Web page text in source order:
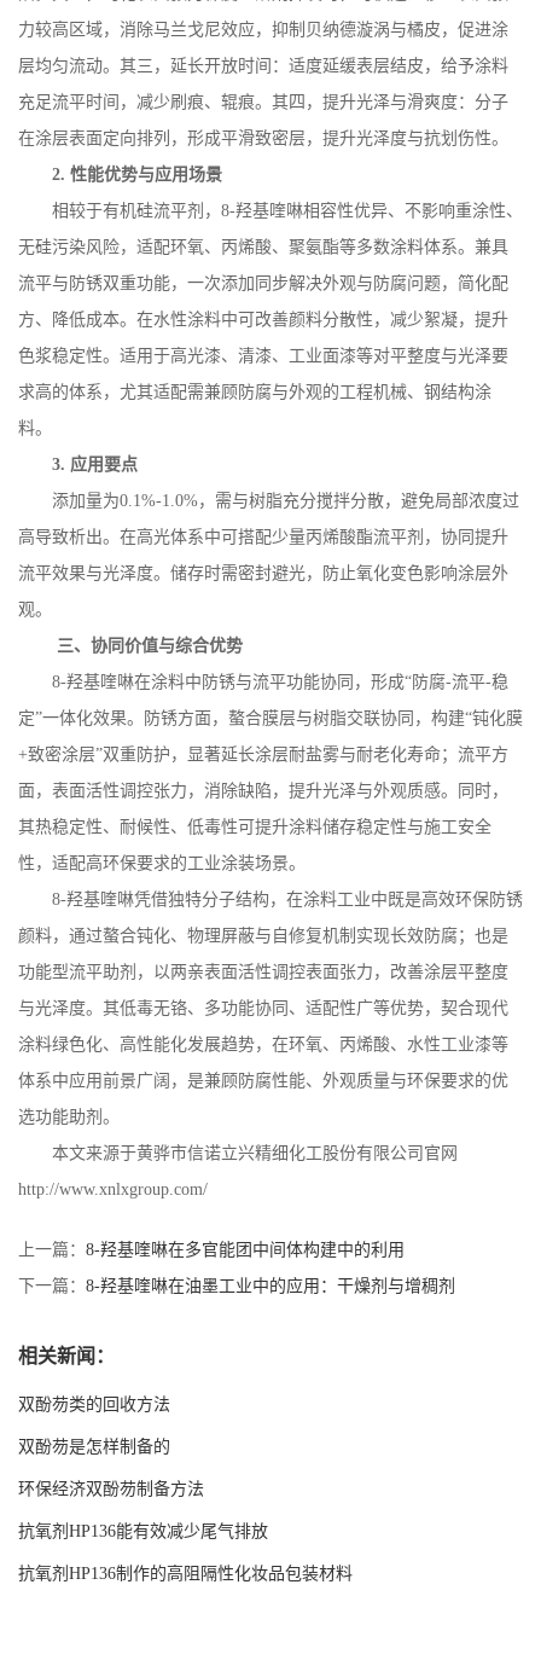
力较高区域，消除马兰戈尼效应，抑制贝纳德漩涡与橘皮，促进涂
层均匀流动。其三，延长开放时间：适度延缓表层结皮，给予涂料
充足流平时间，减少刷痕、辊痕。其四，提升光泽与滑爽度：分子
在涂层表面定向排列，形成平滑致密层，提升光泽度与抗划伤性。
2.性能优势与应用场景
相较于有机硅流平剂， 8-羟基喹啉相容性优异、不影响重涂性、
无硅污染风险，适配环氧、丙烯酸、聚氨酯等多数涂料体系。兼具
流平与防锈双重功能，一次添加同步解决外观与防腐问题，简化配
方、降低成本。在水性涂料中可改善颜料分散性，减少絮凝，提升
色浆稳定性。适用于高光漆、清漆、工业面漆等对平整度与光泽要
求高的体系，尤其适配需兼顾防腐与外观的工程机械、钢结构涂
料。
3. 应用要点
添加量为0.1%-1.0%，需与树脂充分搅拌分散，避免局部浓度过
高导致析出。在高光体系中可搭配少量丙烯酸酯流平剂，协同提升
流平效果与光泽度。储存时需密封避光，防止氧化变色影响涂层外
观。
三、协同价值与综合优势
8-羟基喹啉在涂料中防锈与流平功能协同，形成“防腐-流平-稳
定”一体化效果。防锈方面，螯合膜层与树脂交联协同，构建“钝化膜
+致密涂层”双重防护，显著延长涂层耐盐雾与耐老化寿命；流平方
面，表面活性调控张力，消除缺陷，提升光泽与外观质感。同时，
其热稳定性、耐候性、低毒性可提升涂料储存稳定性与施工安全
性，适配高环保要求的工业涂装场景。
8-羟基喹啉凭借独特分子结构，在涂料工业中既是高效环保防锈
颜料，通过螯合钝化、物理屏蔽与自修复机制实现长效防腐；也是
功能型流平助剂，以两亲表面活性调控表面张力，改善涂层平整度
与光泽度。其低毒无铬、多功能协同、适配性广等优势，契合现代
涂料绿色化、高性能化发展趋势，在环氧、丙烯酸、水性工业漆等
体系中应用前景广阔，是兼顾防腐性能、外观质量与环保要求的优
选功能助剂。
本文来源于黄骅市信诺立兴精细化工股份有限公司官网
http://www.xnlxgroup.com/
上一篇： 8-羟基喹啉在多官能团中间体构建中的利用
下一篇： 8-羟基喹啉在油墨工业中的应用：干燥剂与增稠剂
相关新闻：
双酚芴类的回收方法
双酚芴是怎样制备的
环保经济双酚芴制备方法
抗氧剂HP136能有效减少尾气排放
抗氧剂HP136制作的高阻隔性化妆品包装材料